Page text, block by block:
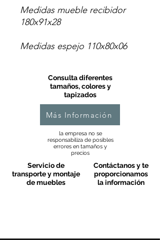
Medidas mueble recibidor
180x91x28
Medidas espejo 110x80x06
Consulta diferentes
tamaños, colores y
tapizados
Más Información
la empresa no se
responsabiliza de posibles
errores en tamaños y
precios
Servicio de
transporte y montaje
de muebles
Contáctanos y te
proporcionamos
la información